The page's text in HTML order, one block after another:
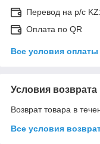
Перевод на р/с
Оплата по QR
Все условия оплаты
Условия возврата
Возврат товара в
Все условия